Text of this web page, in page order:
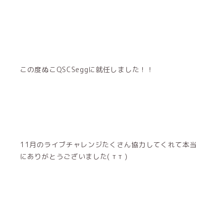
この度ぬこQSCSeggに就任しました！！
11月のライブチャレンジたくさん協力してくれて本当
にありがとうございました( т т )